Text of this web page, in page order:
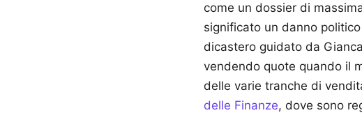
come un dossier di
significato un danno
dicastero guidato da
vendendo quote quando il
delle varie tranche di
delle Finanze, dove sono